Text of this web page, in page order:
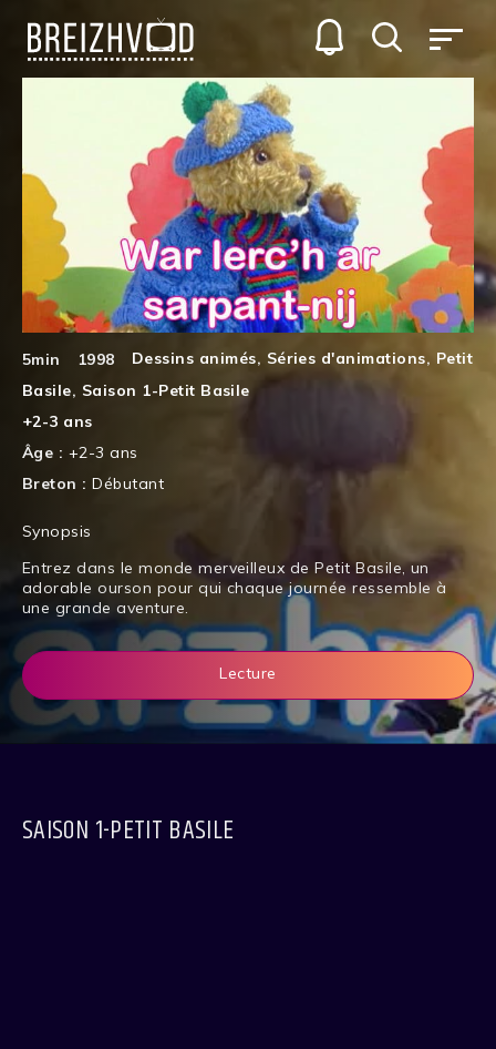
5min 1998 Dessins animés, Séries d'animations, Petit
Basile, Saison 1-Petit Basile
+2-3 ans
Âge : +2-3 ans
Breton :Débutant
Synopsis
Entrez dans le monde merveilleux de Petit Basile, un
adorable ourson pour qui chaque jour­née ressemble à
une grande aventure.
Lecture
SAISON 1-PETIT BASILE